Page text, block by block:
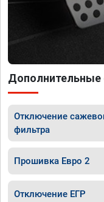
Дополнительные
Отключение
фильтра
Прошивка Евро 2
Отключение ЕГР